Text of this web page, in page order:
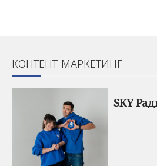
КОНТЕНТ-МАРКЕТИНГ
SKY